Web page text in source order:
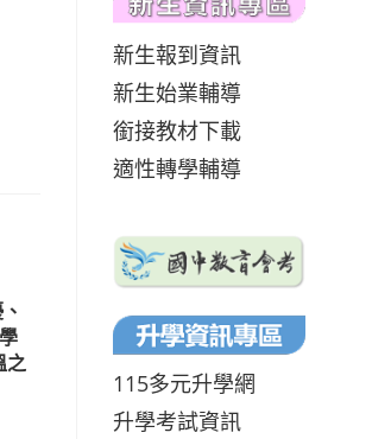
之
新生報到資訊
新生始業輔導
銜接教材下載
適性轉學輔導
115多元升學網
升學考試資訊